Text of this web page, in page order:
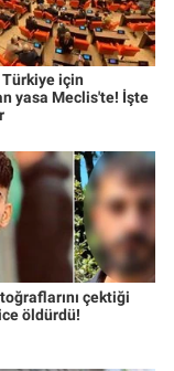
için
yasa Meclis'te! İşte
çektiği
öldürdü!